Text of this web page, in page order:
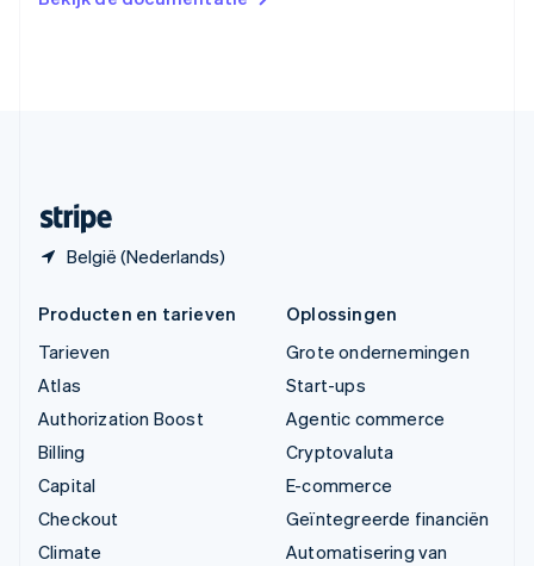
België (Nederlands)
English
Producten en tarieven
Tarieven
Atlas
Authorization Boost
Billing
Capital
Checkout
Climate
Oplossingen
Grote ondernemingen
Start-ups
Agentic commerce
Cryptovaluta
E-commerce
Geïntegreerde financiën
Automatisering van